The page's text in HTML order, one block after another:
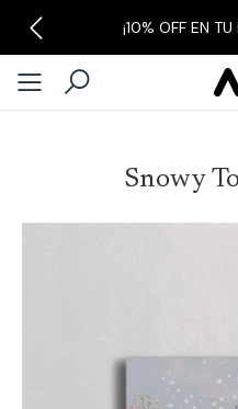
¡10% OFF EN
Previous
Snowy